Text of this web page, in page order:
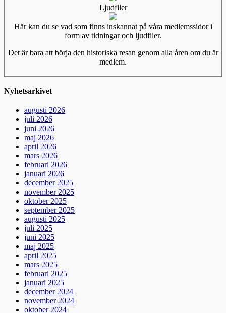
Ljudfiler
Här kan du se vad som finns inskannat på våra medlemssidor i
form av tidningar och ljudfiler.
Det är bara att börja den historiska resan genom alla åren om du är
medlem.
Nyhetsarkivet
augusti 2026
juli 2026
juni 2026
maj 2026
april 2026
mars 2026
februari 2026
januari 2026
december 2025
november 2025
oktober 2025
september 2025
augusti 2025
juli 2025
juni 2025
maj 2025
april 2025
mars 2025
februari 2025
januari 2025
december 2024
november 2024
oktober 2024